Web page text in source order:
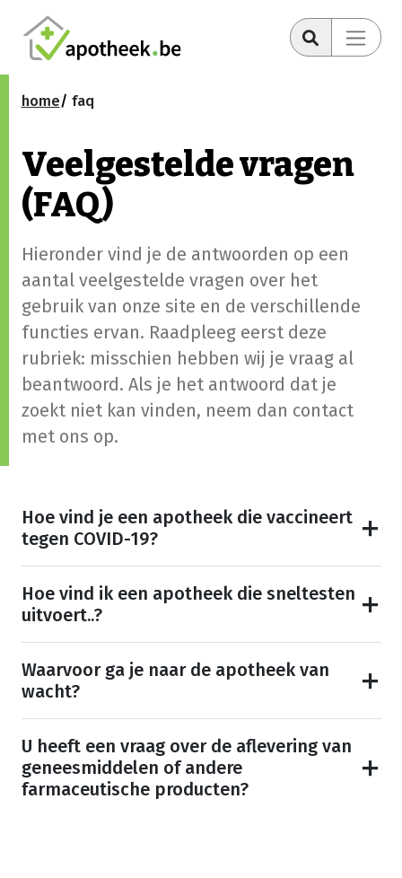
home faq
Veelgestelde vragen
(FAQ)
Hieronder vind je de antwoorden op een
aantal veelgestelde vragen over het
gebruik van onze site en de verschillende
functies ervan. Raadpleeg eerst deze
rubriek: misschien hebben wij je vraag al
beantwoord. Als je het antwoord dat je
zoekt niet kan vinden, neem dan contact
met ons op.
Hoe vind je een apotheek die vaccineert
tegen COVID-19?
Hoe vind ik een apotheek die sneltesten
uitvoert..?
Waarvoor ga je naar de apotheek van
wacht?
U heeft een vraag over de aflevering van
geneesmiddelen of andere
farmaceutische producten?